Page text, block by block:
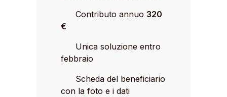
Contributo annuo 320
€
Unica soluzione entro
febbraio
Scheda del beneficiario
con la foto e i dati